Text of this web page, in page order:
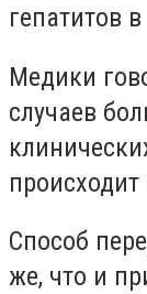
гепатитов
Медики
случаев
Способ
же, что и